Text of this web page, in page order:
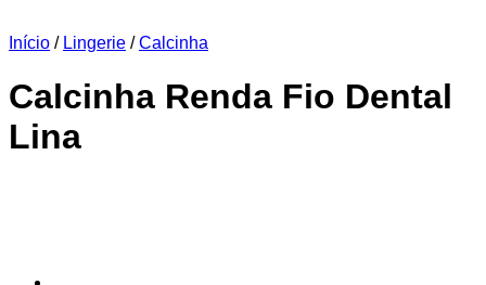
Início / Lingerie / Calcinha
Calcinha Renda Fio Dental
Lina